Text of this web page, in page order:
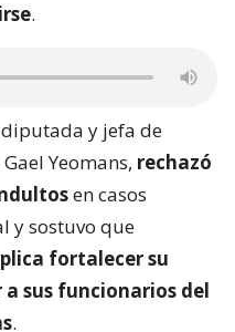
.
y jefa de
Yeomans, rechazó
en casos
y sostuvo que
fortalecer su
sus funcionarios del
.